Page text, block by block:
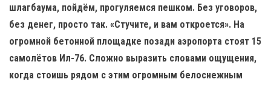
шлагбаума, пойдём, прогуляемся пешком. Без уговоров,
без денег, просто так. «Стучите, и вам откроется». На
огромной бетонной площадке позади аэропорта стоят 15
самолётов Ил-76. Сложно выразить словами ощущения,
когда стоишь рядом с этим огромным белоснежным